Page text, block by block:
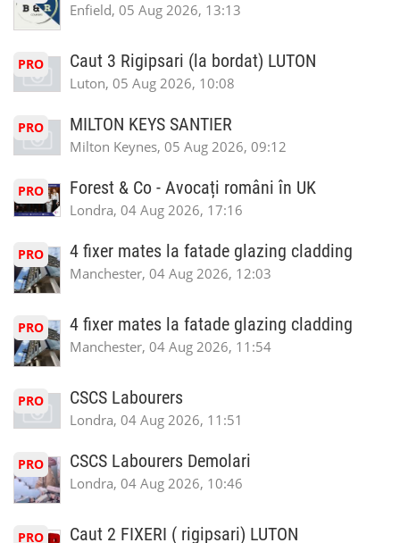
Enfield, 05 Aug 2026, 13:13
PRO Caut 3 Rigipsari (la bordat) LUTON
Luton, 05 Aug 2026, 10:08
PRO MILTON KEYS SANTIER
Milton Keynes, 05 Aug 2026, 09:12
PRO Forest & Co - Avocați români în UK
Londra, 04 Aug 2026, 17:16
PRO 4 fixer mates la fatade glazing cladding
Manchester, 04 Aug 2026, 12:03
PRO 4 fixer mates la fatade glazing cladding
Manchester, 04 Aug 2026, 11:54
PRO CSCS Labourers
Londra, 04 Aug 2026, 11:51
PRO CSCS Labourers Demolari
Londra, 04 Aug 2026, 10:46
PRO Caut 2 FIXERI ( rigipsari) LUTON